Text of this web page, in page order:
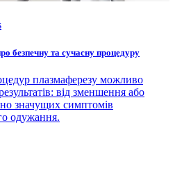
безпечну та сучасну процедуру
плазмаферезу можливо
від зменшення або
значущих симптомів
одужання.